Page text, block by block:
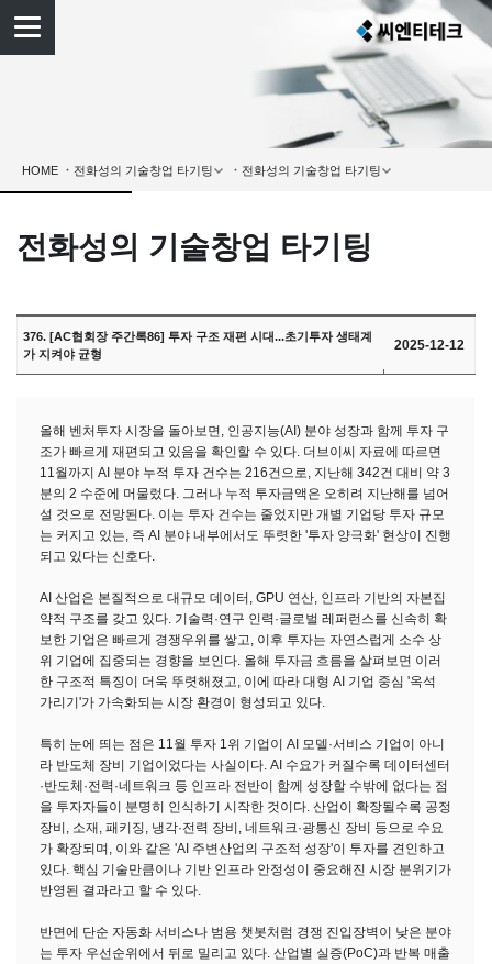
HOME
전화성의 기술창업 타기팅
376. [AC협회장 주간록86] 투자 구조 재편 시대...초기투자 생태계
가 지켜야 균형
2025-12-12
올해 벤처투자 시장을 돌아보면, 인공지능(AI) 분야 성장과 함께 투자 구
조가 빠르게 재편되고 있음을 확인할 수 있다. 더브이씨 자료에 따르면
11월까지 AI 분야 누적 투자 건수는 216건으로, 지난해 342건 대비 약 3
분의 2 수준에 머물렀다. 그러나 누적 투자금액은 오히려 지난해를 넘어
설 것으로 전망된다. 이는 투자 건수는 줄었지만 개별 기업당 투자 규모
는 커지고 있는, 즉 AI 분야 내부에서도 뚜렷한 '투자 양극화' 현상이 진행
되고 있다는 신호다.
AI 산업은 본질적으로 대규모 데이터, GPU 연산, 인프라 기반의 자본집
약적 구조를 갖고 있다. 기술력·연구 인력·글로벌 레퍼런스를 신속히 확
보한 기업은 빠르게 경쟁우위를 쌓고, 이후 투자는 자연스럽게 소수 상
위 기업에 집중되는 경향을 보인다. 올해 투자금 흐름을 살펴보면 이러
한 구조적 특징이 더욱 뚜렷해졌고, 이에 따라 대형 AI 기업 중심 '옥석
가리기'가 가속화되는 시장 환경이 형성되고 있다.
특히 눈에 띄는 점은 11월 투자 1위 기업이 AI 모델·서비스 기업이 아니
라 반도체 장비 기업이었다는 사실이다. AI 수요가 커질수록 데이터센터
·반도체·전력·네트워크 등 인프라 전반이 함께 성장할 수밖에 없다는 점
을 투자자들이 분명히 인식하기 시작한 것이다. 산업이 확장될수록 공정
장비, 소재, 패키징, 냉각·전력 장비, 네트워크·광통신 장비 등으로 수요
가 확장되며, 이와 같은 'AI 주변산업의 구조적 성장'이 투자를 견인하고
있다. 핵심 기술만큼이나 기반 인프라 안정성이 중요해진 시장 분위기가
반영된 결과라고 할 수 있다.
반면에 단순 자동화 서비스나 범용 챗봇처럼 경쟁 진입장벽이 낮은 분야
는 투자 우선순위에서 뒤로 밀리고 있다. 산업별 실증(PoC)과 반복 매출